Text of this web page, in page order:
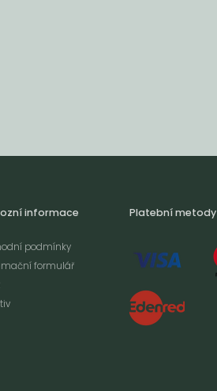
informace
podmínky
formulář
Platební metody